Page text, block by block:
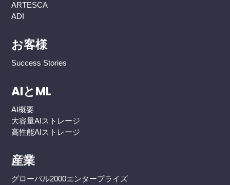
ARTESCA
ADI
お客様
Success Stories
AIとML
AI概要
大容量AIストレージ
高性能AIストレージ
産業
グローバル2000エンタープライズ